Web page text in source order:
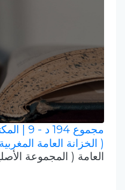
مجموع 194 د - 9
|
( الخزانة العامة
العامة ( المجموعة